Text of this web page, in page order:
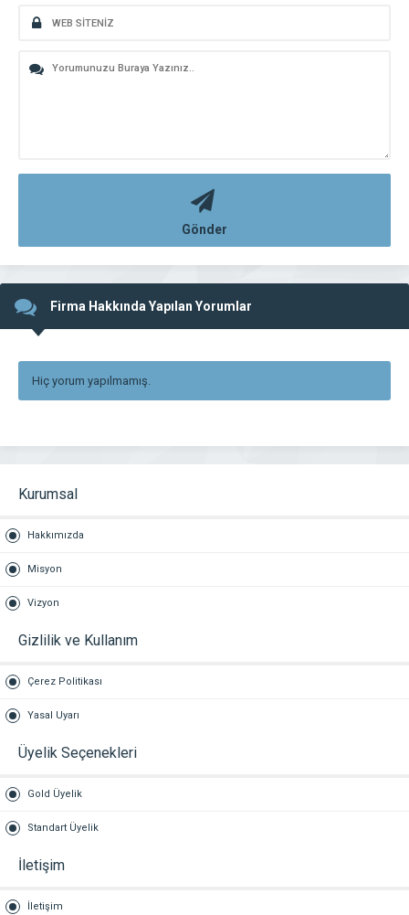
Gönder
Firma Hakkında Yapılan Yorumlar
Hiç yorum yapılmamış.
Kurumsal
Hakkımızda
Misyon
Vizyon
Gizlilik ve Kullanım
Çerez Politikası
Yasal Uyarı
Üyelik Seçenekleri
Gold Üyelik
Standart Üyelik
İletişim
İletişim